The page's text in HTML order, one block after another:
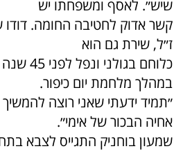
שיש״. לאסף ומשפחתו יש
קשר אדוק לחטיבה החומה.
ז״ל, שירת גם הוא
כלוחם
במהלך מלחמת יום כיפור.
״תמיד ידעתי שאני רוצה
אחיה הבכור של אימי״.
שמעון בוחניק התגייס לצבא בתחילת